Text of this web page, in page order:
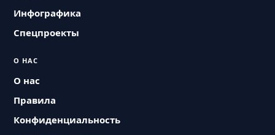
Инфографика
Спецпроекты
О НАС
О нас
Правила
Конфиденциальность